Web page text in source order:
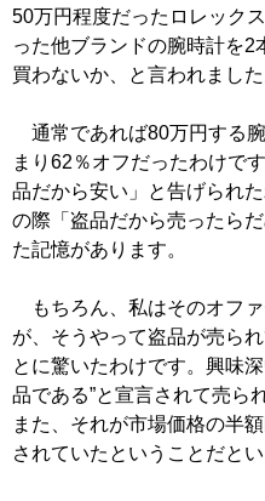
50万円程度だったロレック
った他ブランドの腕時計を2
買わないか、と言われました
通常であれば80万円する
まり62％オフだったわけで
品だから安い」と告げられ
の際「盗品だから売ったら
た記憶があります。
もちろん、私はそのオフ
が、そうやって盗品が売ら
とに驚いたわけです。興味
品である”と宣言されて売ら
また、それが市場価格の半
されていたということだとい